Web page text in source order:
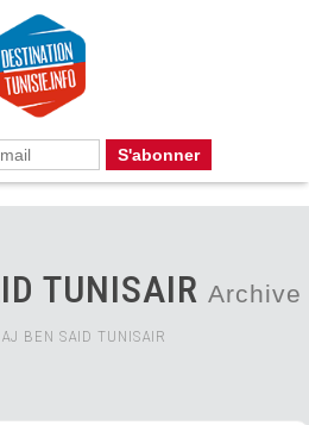
TUNISAIR Archive
BEN SAID TUNISAIR